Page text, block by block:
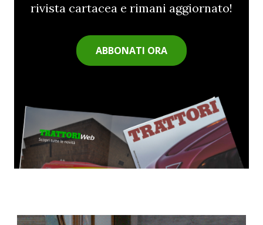
rivista cartacea e rimani aggiornato!
ABBONATI ORA